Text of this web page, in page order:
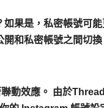
果是，私密帳號可能
和私密帳號之間切換
聯動效應 。 由於